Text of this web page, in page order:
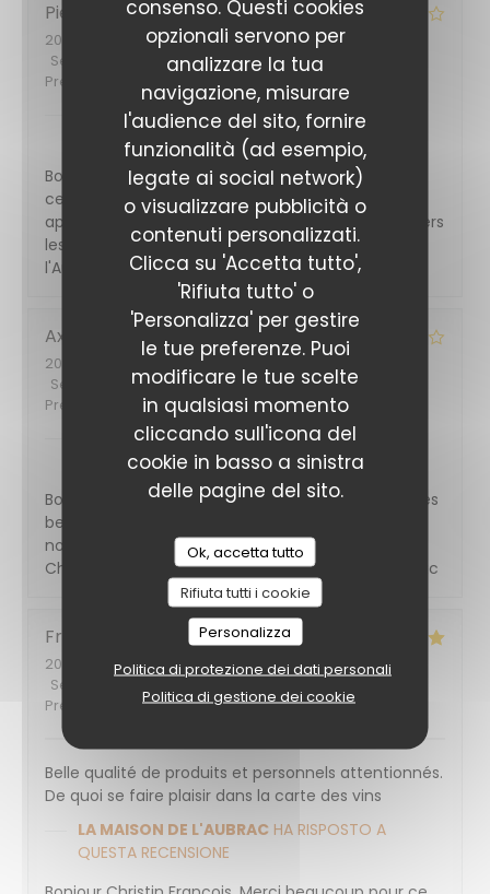
consenso. Questi cookies
opzionali servono per
analizzare la tua
navigazione, misurare
l'audience del sito, fornire
funzionalità (ad esempio,
legate ai social network)
o visualizzare pubblicità o
contenuti personalizzati.
Clicca su 'Accetta tutto',
'Rifiuta tutto' o
'Personalizza' per gestire
le tue preferenze. Puoi
modificare le tue scelte
in qualsiasi momento
cliccando sull'icona del
cookie in basso a sinistra
delle pagine del sito.
Ok, accetta tutto
Rifiuta tutti i cookie
Personalizza
Politica di protezione dei dati personali
Politica di gestione dei cookie
Pierre-yves D
2023-10-25
- 12:00 - Ospiti 4
Servizio
Atmosfera:5/5 Cucina:
Prezzo
LA MAISON DE L'AUBRAC HA RISPOSTO A
QUESTA RECENSIONE
Bonjour DAUDON Pierre-yves, Un grand merci pour
cette très belle note ! On est ravi que vous ayez
apprécié notre restaurant de viande. À très vite vers
les Champs Élysées ! La team de La Maison de
l'Aubrac
Axel
2023-10-23
- 13:00 - Ospiti 2
Servizio
/5 Atmosfera :3 /5 Cucina:5/5 Qualità /
Prezzo
LA MAISON DE L'AUBRAC HA RISPOSTO A
QUESTA RECENSIONE
Bonjour Riester Axel, Un grand merci pour cette très
belle note ! On est ravi que vous ayez apprécié
notre restaurant de viande. À très vite vers les
Champs Élysées ! La team de La Maison de l'Aubrac
François
2023-10-24- 22:45 - Ospiti 3
Servizio
Atmosfera 5
Prezzo
Belle qualité de produits et personnels attentionnés.
De quoi se faire plaisir dans la carte des vins
LA MAISON DE L'AUBRAC HA RISPOSTO A
QUESTA RECENSIONE